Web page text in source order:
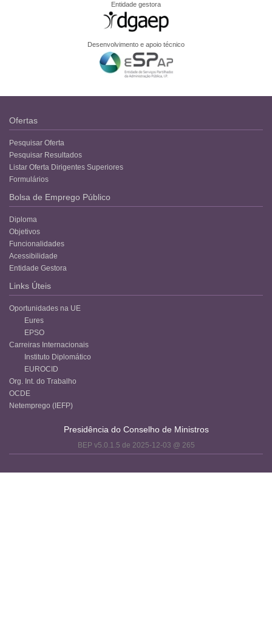
Entidade gestora
Desenvolvimento e apoio técnico
Ofertas
Pesquisar Oferta
Pesquisar Resultados
Listar Oferta Dirigentes Superiores
Formulários
Bolsa de Emprego Público
Diploma
Objetivos
Funcionalidades
Acessibilidade
Entidade Gestora
Links Úteis
Oportunidades na UE
Eures
EPSO
Carreiras Internacionais
Instituto Diplomático
EUROCID
Org. Int. do Trabalho
OCDE
Netemprego (IEFP)
Presidência do Conselho de Ministros
BEP v5.0.1.5 de 2025-12-03 @ 265